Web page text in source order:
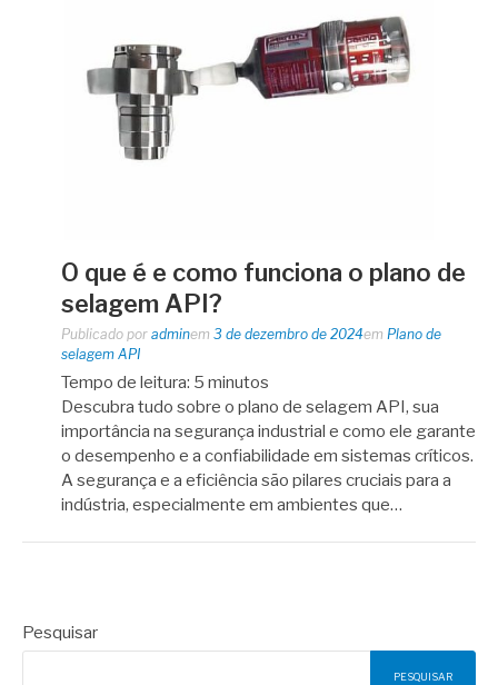
O que é e como funciona o plano de
selagem API?
Publicado por adminem 3 de dezembro de 2024em Plano de
selagem API
Tempo de leitura: 5 minutos
Descubra tudo sobre o plano de selagem API, sua
importância na segurança industrial e como ele garante
o desempenho e a confiabilidade em sistemas críticos.
A segurança e a eficiência são pilares cruciais para a
indústria, especialmente em ambientes que…
Pesquisar
PESQUISAR